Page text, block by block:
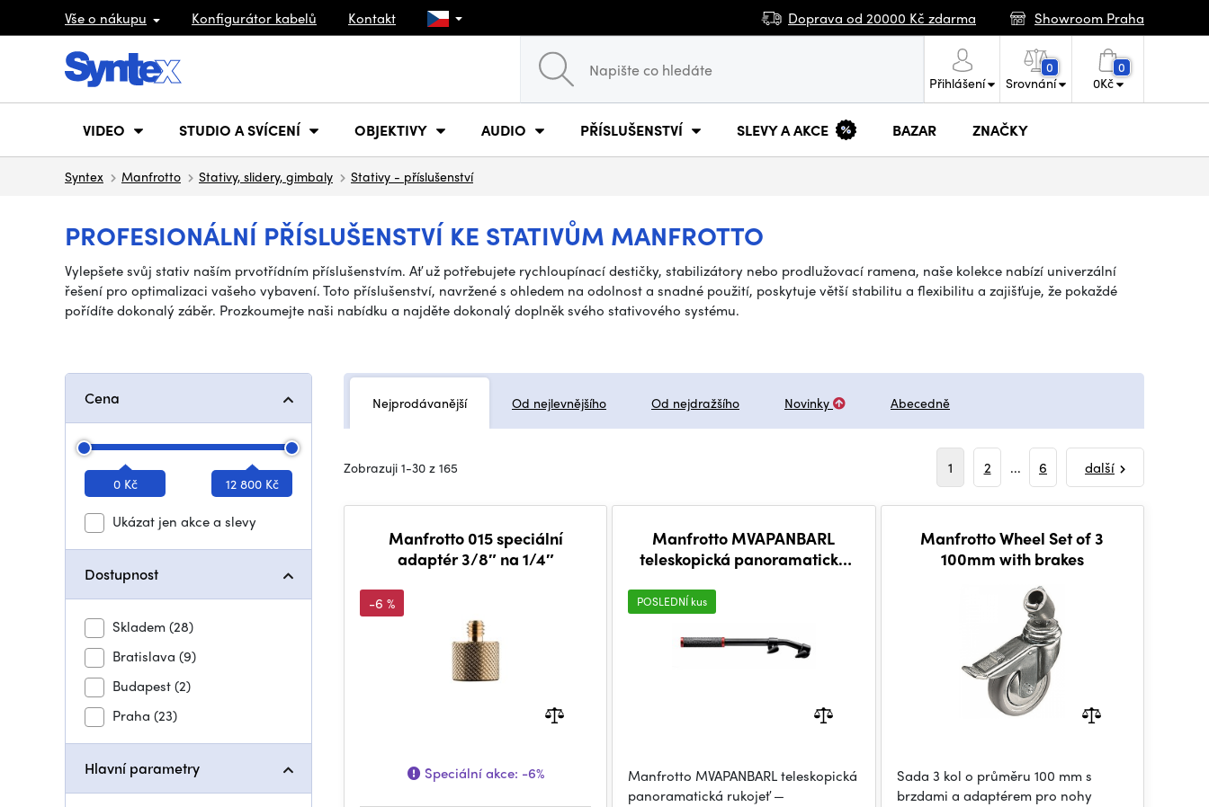
Vše o nákupu Konfigurátor kabelů Kontakt Doprava od 20000 Kč zdarma Showroom Praha
Přihlášení
0
Srovnání
0
0Kč
VIDEO STUDIO A SVÍCENÍ OBJEKTIVY AUDIO PŘÍSLUŠENSTVÍ SLEVY A AKCE BAZAR ZNAČKY
Syntex Manfrotto Stativy, slidery, gimbaly Stativy - příslušenství
PROFESIONÁLNÍ PŘÍSLUŠENSTVÍ KE STATIVŮM MANFROTTO
Vylepšete svůj stativ naším prvotřídním příslušenstvím. Ať už potřebujete rychloupínací destičky, stabilizátory nebo prodlužovací ramena, naše kolekce nabízí univerzální
řešení pro optimalizaci vašeho vybavení. Toto příslušenství, navržené s ohledem na odolnost a snadné použití, poskytuje větší stabilitu a flexibilitu a zajišťuje, že pokaždé
pořídíte dokonalý záběr. Prozkoumejte naši nabídku a najděte dokonalý doplněk svého stativového systému.
Cena
0 Kč 12 800 Kč
Ukázat jen akce a slevy
Dostupnost
Skladem(28)
Bratislava (9)
Budapest(2)
Praha (23)
Hlavní parametry
Nejprodávanější Od nejlevnějšího Od nejdražšího Novinky Abecedně
Zobrazuji 1-30 z 165 1 2 ... 6 další
Manfrotto 015 speciální
adaptér 3/8″ na 1/4″
-6 %
Speciální akce: -6%
Manfrotto MVAPANBARL
teleskopická panoramatická
POSLEDNÍ kus
Manfrotto MVAPANBARL teleskopická
panoramatická rukojeť —
Manfrotto Wheel Set of 3
100mm with brakes
Sada 3 kol o průměru 100 mm s
brzdami a adaptérem pro nohy